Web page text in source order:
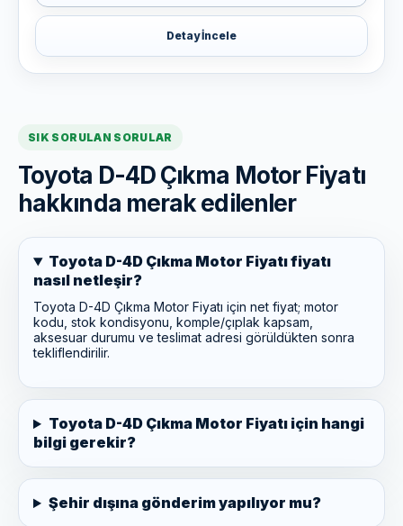
Detay İncele
SIK SORULAN SORULAR
Toyota D-4D Çıkma Motor Fiyatı
hakkında merak edilenler
Toyota D-4D Çıkma Motor Fiyatı fiyatı
nasıl netleşir?
Toyota D-4D Çıkma Motor Fiyatı için net fiyat; motor
kodu, stok kondisyonu, komple/çıplak kapsam,
aksesuar durumu ve teslimat adresi görüldükten sonra
tekliflendirilir.
Toyota D-4D Çıkma Motor Fiyatı için hangi
bilgi gerekir?
Şehir dışına gönderim yapılıyor mu?